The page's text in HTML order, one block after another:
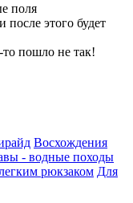
поля
этого будет
то пошло не так!
Восхождения
- водные походы
рюкзаком Для